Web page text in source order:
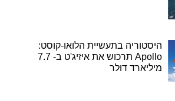
היסטוריה בתעשיית הלואו-קוסט:
Apollo תרכוש את איזיג'ט ב- 7.7
מיליארד דולר